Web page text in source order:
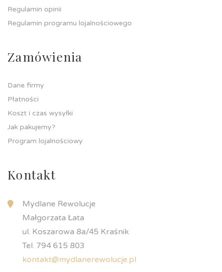
Regulamin opinii
Regulamin programu lojalnościowego
Zamówienia
Dane firmy
Płatności
Koszt i czas wysyłki
Jak pakujemy?
Program lojalnościowy
Kontakt
Mydlane Rewolucje
Małgorzata Łata
ul. Koszarowa 8a/45 Kraśnik
Tel. 794 615 803
kontakt@mydlanerewolucje.pl